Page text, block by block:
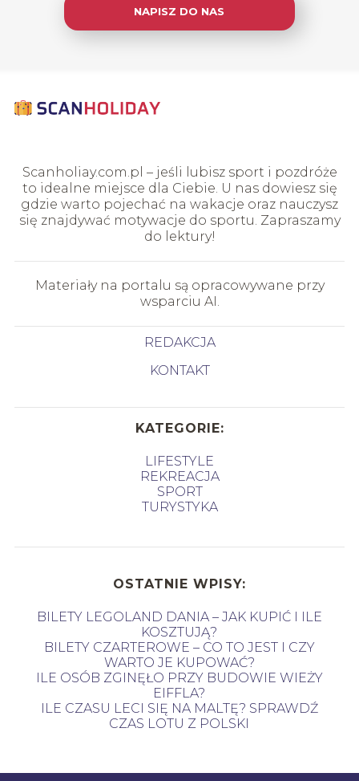
NAPISZ DO NAS
Scanholiay.com.pl – jeśli lubisz sport i pozdróże
to idealne miejsce dla Ciebie. U nas dowiesz się
gdzie warto pojechać na wakacje oraz nauczysz
się znajdywać motywacje do sportu. Zapraszamy
do lektury!
Materiały na portalu są opracowywane przy
wsparciu AI.
REDAKCJA
KONTAKT
KATEGORIE:
LIFESTYLE
REKREACJA
SPORT
TURYSTYKA
OSTATNIE WPISY:
BILETY LEGOLAND DANIA – JAK KUPIĆ I ILE
KOSZTUJĄ?
BILETY CZARTEROWE – CO TO JEST I CZY
WARTO JE KUPOWAĆ?
ILE OSÓB ZGINĘŁO PRZY BUDOWIE WIEŻY
EIFFLA?
ILE CZASU LECI SIĘ NA MALTĘ? SPRAWDŹ
CZAS LOTU Z POLSKI